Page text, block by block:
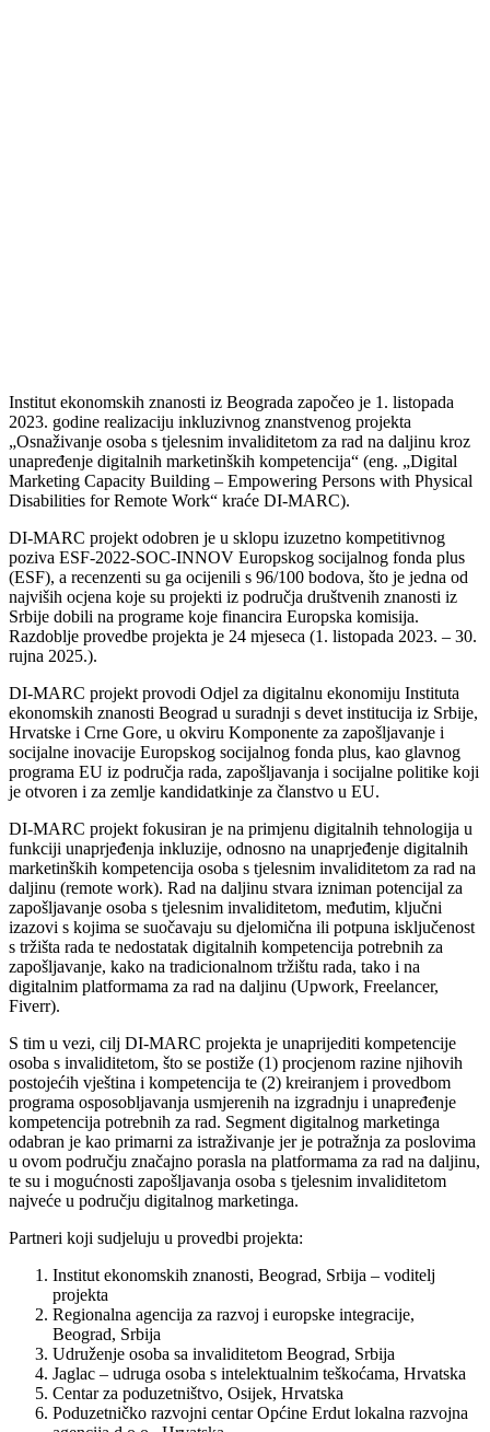
Institut ekonomskih znanosti iz Beograda započeo je 1. listopada
2023. godine realizaciju inkluzivnog znanstvenog projekta
„Osnaživanje osoba s tjelesnim invaliditetom za rad na daljinu kroz
unapređenje digitalnih marketinških kompetencija“ (eng. „Digital
Marketing Capacity Building – Empowering Persons with Physical
Disabilities for Remote Work“ kraće DI-MARC).
DI-MARC projekt odobren je u sklopu izuzetno kompetitivnog
poziva ESF-2022-SOC-INNOV Europskog socijalnog fonda plus
(ESF), a recenzenti su ga ocijenili s 96/100 bodova, što je jedna od
najviših ocjena koje su projekti iz područja društvenih znanosti iz
Srbije dobili na programe koje financira Europska komisija.
Razdoblje provedbe projekta je 24 mjeseca (1. listopada 2023. – 30.
rujna 2025.).
DI-MARC projekt provodi Odjel za digitalnu ekonomiju Instituta
ekonomskih znanosti Beograd u suradnji s devet institucija iz Srbije,
Hrvatske i Crne Gore, u okviru Komponente za zapošljavanje i
socijalne inovacije Europskog socijalnog fonda plus, kao glavnog
programa EU iz područja rada, zapošljavanja i socijalne politike koji
je otvoren i za zemlje kandidatkinje za članstvo u EU.
DI-MARC projekt fokusiran je na primjenu digitalnih tehnologija u
funkciji unaprjeđenja inkluzije, odnosno na unaprjeđenje digitalnih
marketinških kompetencija osoba s tjelesnim invaliditetom za rad na
daljinu (remote work). Rad na daljinu stvara izniman potencijal za
zapošljavanje osoba s tjelesnim invaliditetom, međutim, ključni
izazovi s kojima se suočavaju su djelomična ili potpuna isključenost
s tržišta rada te nedostatak digitalnih kompetencija potrebnih za
zapošljavanje, kako na tradicionalnom tržištu rada, tako i na
digitalnim platformama za rad na daljinu (Upwork, Freelancer,
Fiverr).
S tim u vezi, cilj DI-MARC projekta je unaprijediti kompetencije
osoba s invaliditetom, što se postiže (1) procjenom razine njihovih
postojećih vještina i kompetencija te (2) kreiranjem i provedbom
programa osposobljavanja usmjerenih na izgradnju i unapređenje
kompetencija potrebnih za rad. Segment digitalnog marketinga
odabran je kao primarni za istraživanje jer je potražnja za poslovima
u ovom području značajno porasla na platformama za rad na daljinu,
te su i mogućnosti zapošljavanja osoba s tjelesnim invaliditetom
najveće u području digitalnog marketinga.
Partneri koji sudjeluju u provedbi projekta:
Institut ekonomskih znanosti, Beograd, Srbija – voditelj
projekta
Regionalna agencija za razvoj i europske integracije,
Beograd, Srbija
Udruženje osoba sa invaliditetom Beograd, Srbija
Jaglac – udruga osoba s intelektualnim teškoćama, Hrvatska
Centar za poduzetništvo, Osijek, Hrvatska
Poduzetničko razvojni centar Općine Erdut lokalna razvojna